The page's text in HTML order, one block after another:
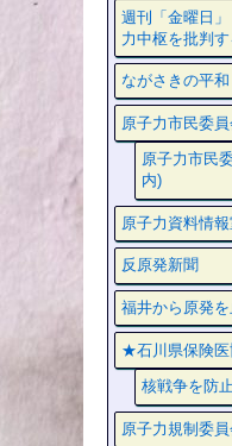
週刊「金曜日
力中枢を批判
ながさきの平和
原子力市民委員
原子力市民
内)
原子力資料情報
反原発新聞
福井から原発
★石川県保険医
核戦争を防
原子力規制委員